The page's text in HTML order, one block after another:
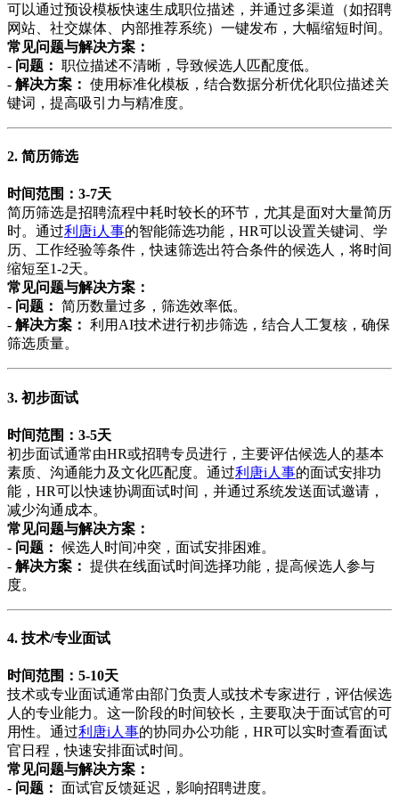
可以通过预设模板快速生成职位描述，并通过多渠道（如招聘
网站、社交媒体、内部推荐系统）一键发布，大幅缩短时间。
常见问题与解决方案：
- 问题： 职位描述不清晰，导致候选人匹配度低。
- 解决方案： 使用标准化模板，结合数据分析优化职位描述关
键词，提高吸引力与精准度。
2. 简历筛选
时间范围：3-7天
简历筛选是招聘流程中耗时较长的环节，尤其是面对大量简历
时。通过利唐i人事的智能筛选功能，HR可以设置关键词、学
历、工作经验等条件，快速筛选出符合条件的候选人，将时间
缩短至1-2天。
常见问题与解决方案：
- 问题： 简历数量过多，筛选效率低。
- 解决方案： 利用AI技术进行初步筛选，结合人工复核，确保
筛选质量。
3. 初步面试
时间范围：3-5天
初步面试通常由HR或招聘专员进行，主要评估候选人的基本
素质、沟通能力及文化匹配度。通过利唐i人事的面试安排功
能，HR可以快速协调面试时间，并通过系统发送面试邀请，
减少沟通成本。
常见问题与解决方案：
- 问题： 候选人时间冲突，面试安排困难。
- 解决方案： 提供在线面试时间选择功能，提高候选人参与
度。
4. 技术/专业面试
时间范围：5-10天
技术或专业面试通常由部门负责人或技术专家进行，评估候选
人的专业能力。这一阶段的时间较长，主要取决于面试官的可
用性。通过利唐i人事的协同办公功能，HR可以实时查看面试
官日程，快速安排面试时间。
常见问题与解决方案：
- 问题： 面试官反馈延迟，影响招聘进度。